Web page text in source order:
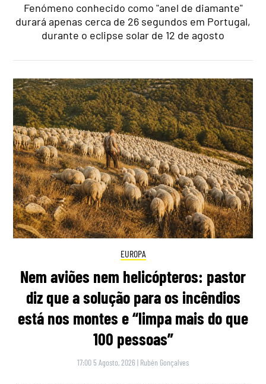
Fenómeno conhecido como "anel de diamante"
durará apenas cerca de 26 segundos em Portugal,
durante o eclipse solar de 12 de agosto
EUROPA
Nem aviões nem helicópteros: pastor
diz que a solução para os incêndios
está nos montes e “limpa mais do que
100 pessoas”
17:00 5 Agosto, 2026 | Rubén Gonçalves